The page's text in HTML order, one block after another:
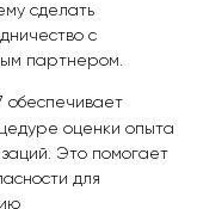
сделать
с
партнером.
обеспечивает
оценки опыта
Это помогает
для